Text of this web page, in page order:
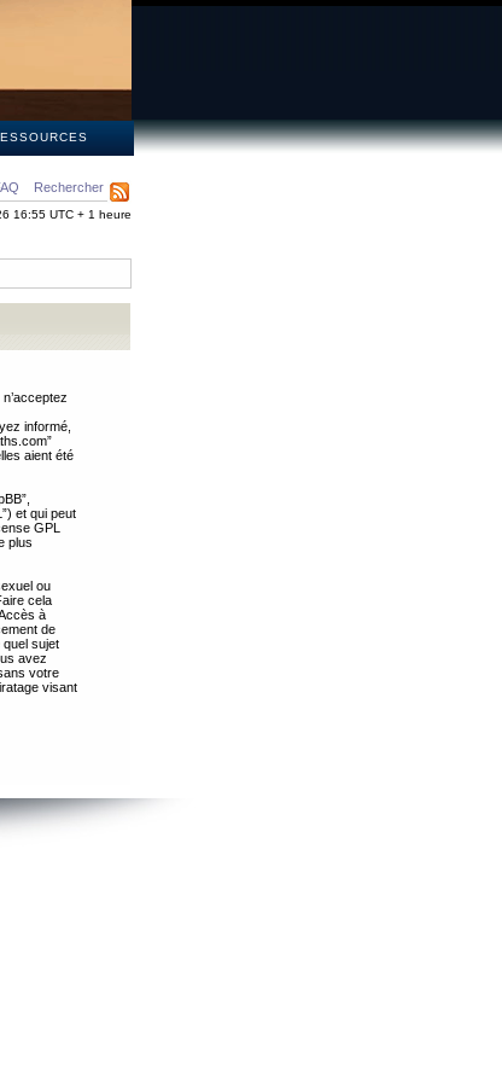
Rechercher
16:55 UTC + 1 heure
informé,
aient été
et qui peut
GPL
plus
ou
cela
à
de
quel sujet
avez
votre
visant